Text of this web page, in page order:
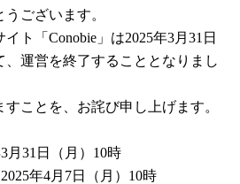
ございます。
ト「Conobie」は2025年3月31日
、運営を終了することとなりまし
ことを、お詫び申し上げます。
月31日（月）10時
年4月7日（月）10時